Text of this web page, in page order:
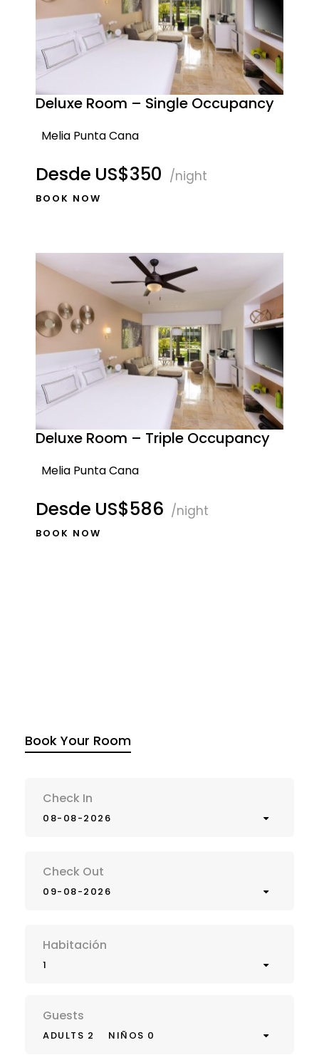
Deluxe Room – Single Occupancy
Melia Punta Cana
BOOK NOW
Desde US$350 /night
Deluxe Room – Triple Occupancy
Melia Punta Cana
BOOK NOW
Desde US$586 /night
Book Your Room
Check In
08-08-2026
Check Out
09-08-2026
Habitación
1
Guests
ADULTS 2 NIÑOS 0